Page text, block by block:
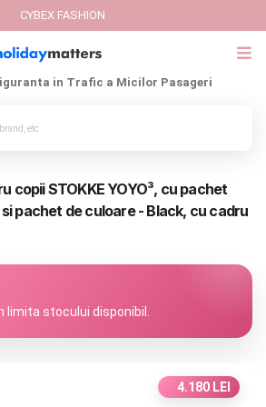
COPII
CYBEX FASHION
in Trafic a Micilor Pasageri
copii STOKKE YOYO³, cu pachet
pachet de culoare - Black, cu cadru
limita stocului disponibil.
4.180 LEI
cadrului